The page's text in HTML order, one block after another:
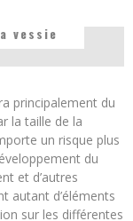
vessie
principalement du
la taille de la
un risque plus
du
et d’autres
autant d’éléments
sur les différentes